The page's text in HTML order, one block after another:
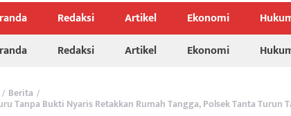
Redaksi Artikel Ekonomi
Redaksi Artikel Ekonomi
/ Berita /
Tanpa Bukti Nyaris Retakkan Rumah Tangga, Polsek Tanta Turun